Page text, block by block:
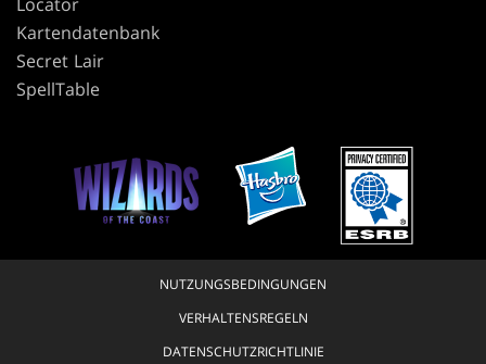
Kartendatenbank
Secret Lair
SpellTable
NUTZUNGSBEDINGUNGEN
VERHALTENSREGELN
DATENSCHUTZRICHTLINIE